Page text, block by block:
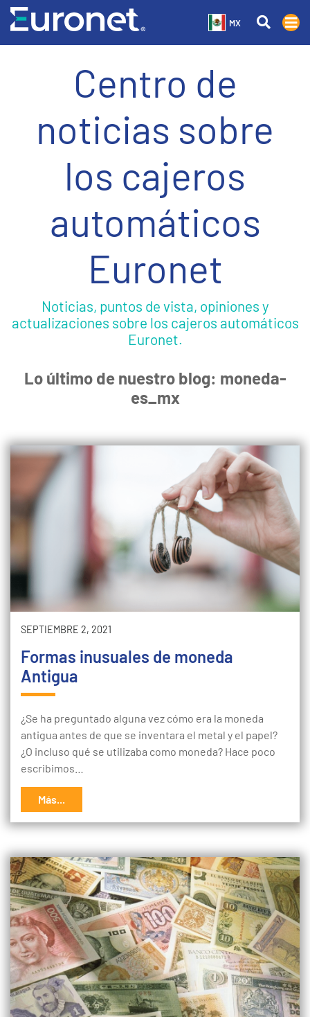
MX
Centro de
noticias sobre
los cajeros
automáticos
Euronet
Noticias, puntos de vista, opiniones y
actualizaciones sobre los cajeros automáticos
Euronet.
Lo último de nuestro blog: moneda-
es_mx
SEPTIEMBRE 2, 2021
Formas inusuales de moneda
Antigua
¿Se ha preguntado alguna vez cómo era la moneda
antigua antes de que se inventara el metal y el papel?
¿O incluso qué se utilizaba como moneda? Hace poco
escribimos…
Más...